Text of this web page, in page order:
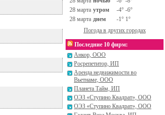
28 марта утром
-4° -6°
28 марта днем
-1° 1°
Погода в других городах
Последние 10 фирм:
Анкор, ООО
Росрепетитор, ИП
Аренда недвижимости во
Вьетнаме, ООО
Планета Тайм, ИП
ОЭЗ «Ступино Квадрат», ООО
ОЭЗ «Ступино Квадрат», ООО